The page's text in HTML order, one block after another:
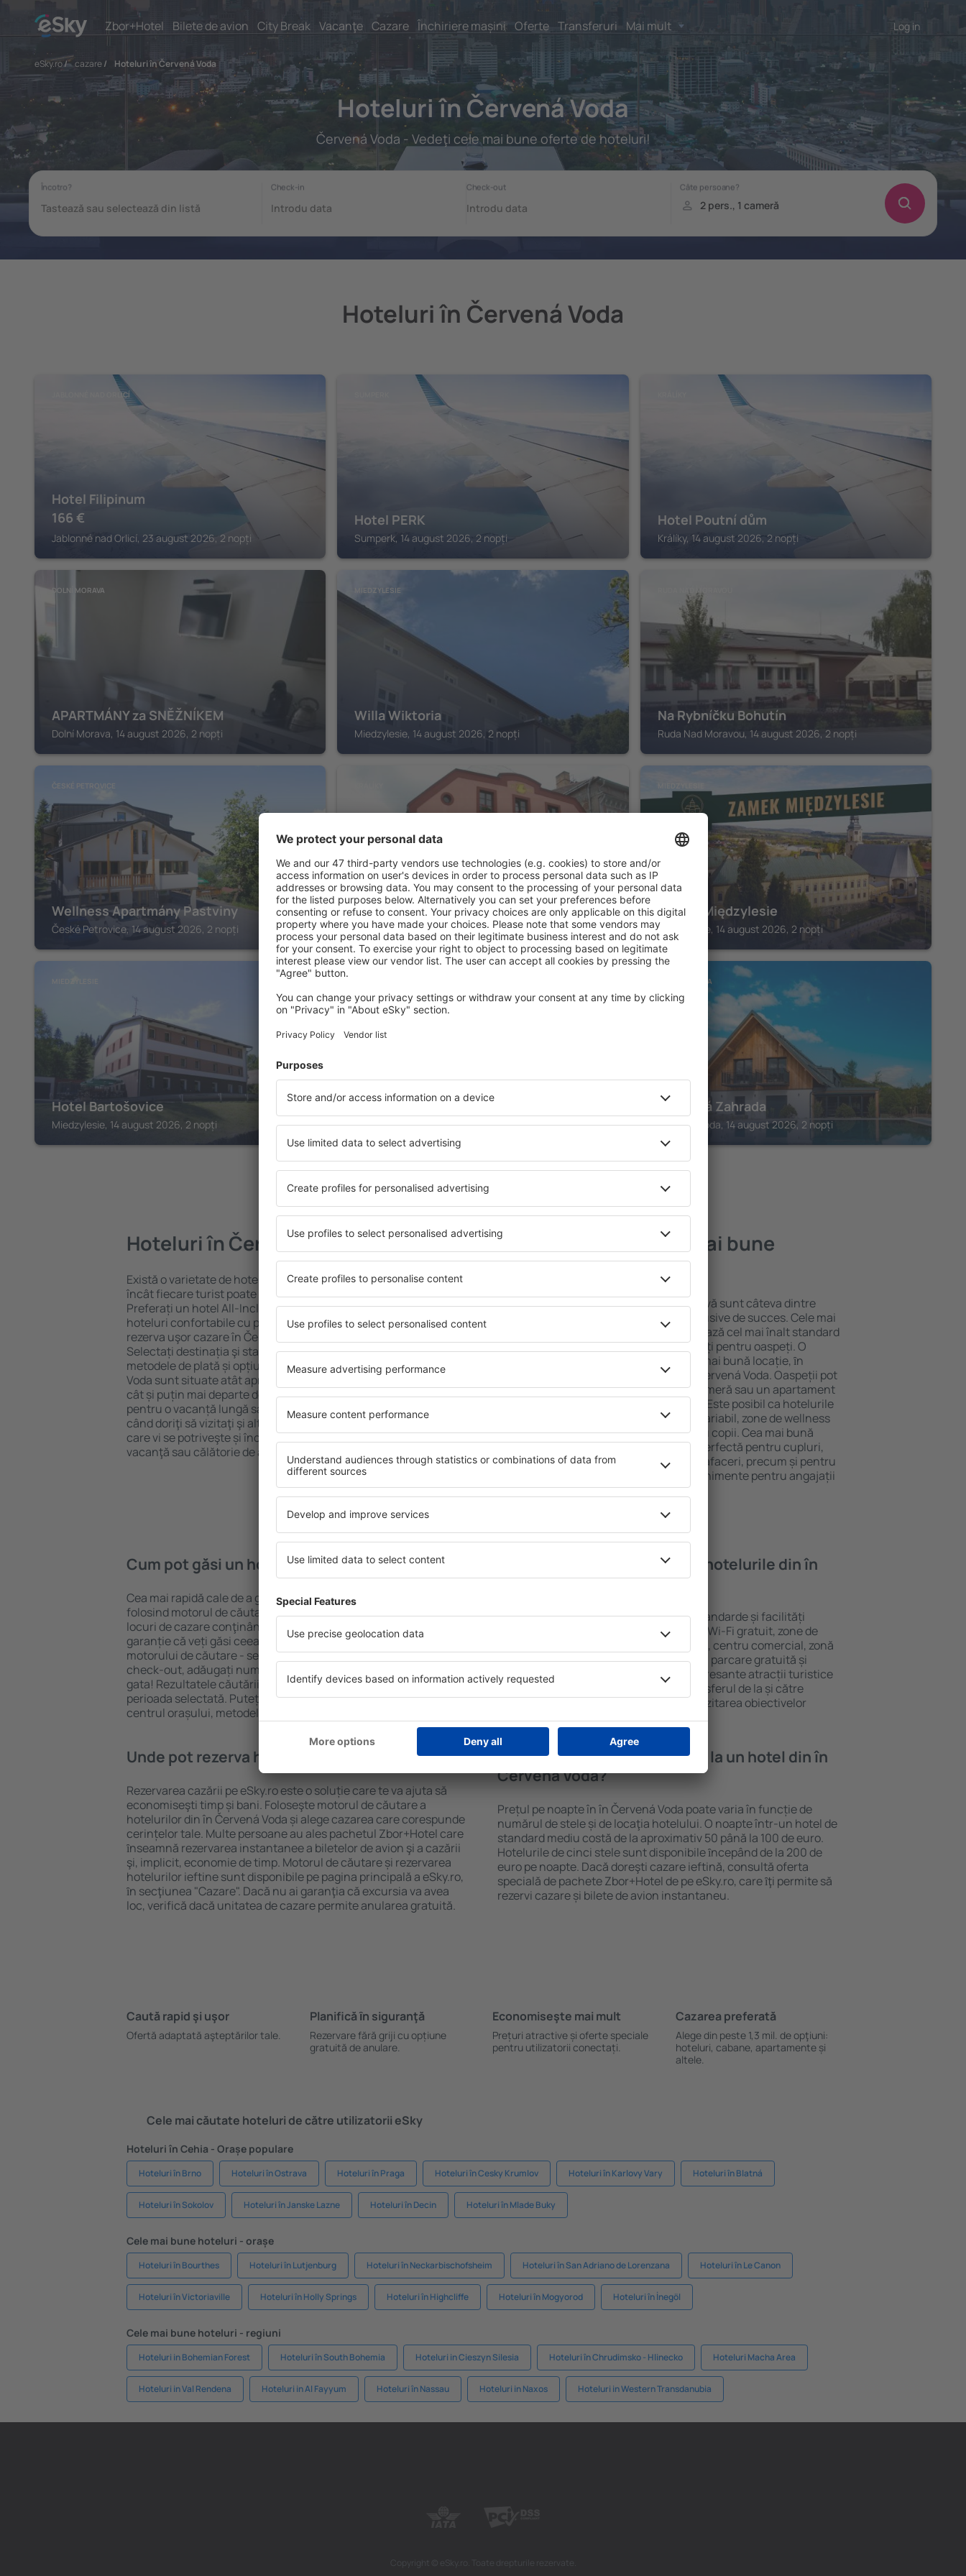
Zbor+Hotel Bilete de avion City Break Vacanţe Cazare Închiriere mașini Oferte Transferuri Mai mult Log in
eSky.ro/ cazare/ Hoteluri în Červená Voda
Hoteluri în Červená Voda
Červená Voda - Vedeţi cele mai bune oferte de hoteluri!
Hoteluri în Červená Voda
JABLONNÉ NAD ORLICÍ
Hotel Filipinum
166 €
Jablonné nad Orlicí, 23 august 2026, 2 nopți
Hotel PERK
Sumperk, 14 august 2026, 2 nopți
Hotel Poutní dům
Králíky, 14 august 2026, 2 nopți
DOLNÍ MORAVA
APARTMÁNY za SNĚŽNÍKEM
Dolní Morava, 14 august 2026, 2 nopți
MIEDZYLESIE
Willa Wiktoria
Miedzylesie, 14 august 2026, 2 nopți
Na Rybníčku Bohutín
Ruda Nad Moravou, 14 august 2026, 2 nopți
ČESKÉ PETROVICE
Wellness Apartmány Pastviny
České Petrovice, 14 august 2026, 2 nopți
Hotel Zlatá Labuť
Králíky, 14 august 2026, 2 nopți
Zamek Międzylesie
Miedzylesie, 14 august 2026, 2 nopți
MIEDZYLESIE
Hotel Bartošovice
Miedzylesie, 14 august 2026, 2 nopți
Hotel Růžové údolí
Zabreh, 14 august 2026, 2 nopți
ČERVENÁ VODA
Mlýnická Zahrada
Červená Voda, 14 august 2026, 2 nopți
Vedeți mai multe hoteluri în Červená Voda
Hoteluri în Červená Voda
Există o varietate de hoteluri disponibile în Červená Voda, astfel
încât fiecare turist poate găsi cazare potrivită nevoilor sale.
Preferați un hotel All-Inclusive cu standarde ȋnalte sau preferați
hoteluri confortabile cu preţuri mici? Cu ajutorul nostru puteți
rezerva uşor cazare în Červená Voda} pentru orice buget!
Selectați destinația şi standardul pentru hotel, verificați
metodele de plată și opțiunile de anulare. Hotelurile în Červená
Voda sunt situate atât aproape de atracţiile turistice populare,
cât și puțin mai departe de aglomerație. Toate sunt disponibile
pentru o vacanță lungă sau perfecte doar pentru o noapte atunci
când doriţi să vizitaţi şi alte oraşe din apropiere. Alegeți hotelul
care vi se potriveşte și începeți să vă faceți bagajele pentru o
vacanţă sau călătorie de afaceri!
Červená Voda – cele mai bune
hoteluri
O varietate de servicii și o locație atractivă sunt câteva dintre
elementele cheie ale unui hotel All-Inclusive de succes. Cele mai
bune hoteluri din Červená Voda garantează cel mai înalt standard
pentru servicii și o gamă largă de facilități pentru oaspeți. O
cazare cu standarde ridicate oferă cea mai bună locație, ȋn
apropiere de principalele distracţii din Červená Voda. Oaspeții pot
folosi parcarea gratuită și pot alege o cameră sau un apartament
care să corespundă perfect nevoilor lor. Este posibil ca hotelurile
cu standarde ȋnalte să ofere un meniu variabil, zone de wellness
precum spa și fitness, și activități pentru copii. Cea mai bună
cazare în Červená Voda este o alegere perfectă pentru cupluri,
familii și persoane aflate în călătorie de afaceri, precum și pentru
companii care doresc să organizeze evenimente pentru angajații
lor.
Cum pot găsi un hotel în Červená Voda?
Cea mai rapidă cale de a găsi un hotel în Červená Voda este
folosind motorul de căutare cazare eSky. Baza mare de date cu
locuri de cazare conţinând o gamă largă de opţiuni este o
garanție că veți găsi ceea ce căutați. Completați câmpurile
motorului de căutare - selectați locul, alegeți data de check-in și
check-out, adăugați numărul de oaspeți, numărul de camere şi
gata! Rezultatele căutării vă vor arăta cazarea disponibilă ȋn
perioada selectată. Puteți verifica uşor distanța de la hotel ȋn
centrul orașului, metodele de plată și clasificarea hotelului.
Ce fel de facilităţi voi găsi ȋn hotelurile din în
Červená Voda?
Hotelurile în Červená Voda au diferite standarde și facilități
pentru oaspeți. Cele mai frecvente sunt Wi-Fi gratuit, zone de
wellness cu SPA, mini bar/seif în cameră, centru comercial, zonă
de luat masa, zonă de joacă pentru copii, parcare gratuită și
broșuri informative despre cele mai interesante atracții turistice
din zonă. Unele proprietăți includ și transferul de la și către
aeroport. Uneori, acestea încurajează vizitarea obiectivelor
turistice de top în Červená Voda.
Unde pot rezerva hoteluri ȋn în Červená Voda?
Rezervarea cazării pe eSky.ro este o soluție care te va ajuta să
economiseşti timp și bani. Foloseşte motorul de căutare a
hotelurilor din în Červená Voda și alege cazarea care corespunde
cerințelor tale. Multe persoane au ales pachetul Zbor+Hotel care
ȋnseamnă rezervarea instantanee a biletelor de avion şi a cazării
şi, implicit, economie de timp. Motorul de căutare și rezervarea
hotelurilor ieftine sunt disponibile pe pagina principală a eSky.ro,
ȋn secţiunea "Cazare". Dacă nu ai garanţia că excursia va avea
loc, verifică dacă unitatea de cazare permite anularea gratuită.
Cât costă o noapte de cazare la un hotel din în
Červená Voda?
Prețul pe noapte în în Červená Voda poate varia în funcție de
numărul de stele și de locaţia hotelului. O noapte într-un hotel de
standard mediu costă de la aproximativ 50 până la 100 de euro.
Hotelurile de cinci stele sunt disponibile ȋncepând de la 200 de
euro pe noapte. Dacă doreşti cazare ieftină, consultă oferta
specială de pachete Zbor+Hotel de pe eSky.ro, care ȋţi permite să
rezervi cazare și bilete de avion instantaneu.
Caută rapid şi uşor
Ofertă adaptată aşteptărilor tale.
Planifică ȋn siguranţă
Rezervare fără griji cu opțiune
gratuită de anulare.
Economiseşte mai mult
Prețuri atractive și oferte speciale
pentru utilizatorii conectați.
Cazarea preferată
Alege din peste 1,3 mil. de opţiuni:
hoteluri, cabane, apartamente și
altele.
Cele mai căutate hoteluri de către utilizatorii eSky
Hoteluri în Cehia - Orașe populare
Hoteluri în Brno Hoteluri în Ostrava Hoteluri în Praga Hoteluri în Cesky Krumlov Hoteluri în Karlovy Vary Hoteluri în Blatná
Hoteluri în Sokolov Hoteluri în Janske Lazne Hoteluri în Decin Hoteluri în Mlade Buky
Cele mai bune hoteluri - orașe
Hoteluri în Bourthes Hoteluri în Lutjenburg Hoteluri în Neckarbischofsheim Hoteluri în San Adriano de Lorenzana Hoteluri în Le Canon
Hoteluri în Victoriaville Hoteluri în Holly Springs Hoteluri în Highcliffe Hoteluri în Mogyorod Hoteluri în İnegöl
Cele mai bune hoteluri - regiuni
Hoteluri in Bohemian Forest Hoteluri în South Bohemia Hoteluri in Cieszyn Silesia Hoteluri în Chrudimsko - Hlinecko Hoteluri Macha Area
Hoteluri in Val Rendena Hoteluri in Al Fayyum Hoteluri în Nassau Hoteluri in Naxos Hoteluri in Western Transdanubia
Copyright © eSky.ro. Toate drepturile rezervate.